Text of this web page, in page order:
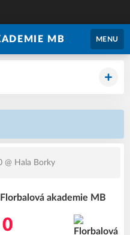
MB MENU
@ Hala Borky
akademie MB